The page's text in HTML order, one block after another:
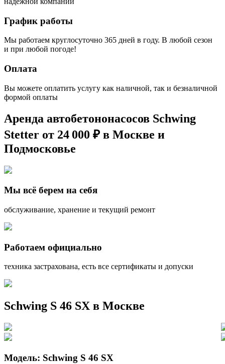
График работы
Мы работаем круглосуточно 365 дней в году. В любой сезон
и при любой погоде!
Оплата
Вы можете оплатить услугу как наличной, так и безналичной
формой оплаты
Аренда автобетононасосов Schwing
Stetter от 24 000 ₽ в Москве и
Подмосковье
Мы всё берем на себя
обслуживание, хранение и текущий ремонт
Работаем официально
техника застрахована, есть все сертификаты и допуски
Schwing S 46 SX в Москве
Модель: Schwing S 46 SX